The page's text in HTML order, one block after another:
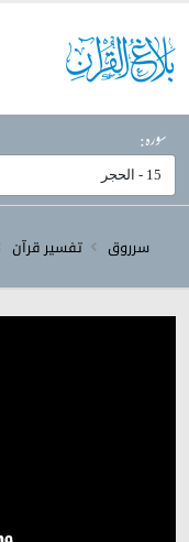
سورہ:
سرروق تفسیر قرآن